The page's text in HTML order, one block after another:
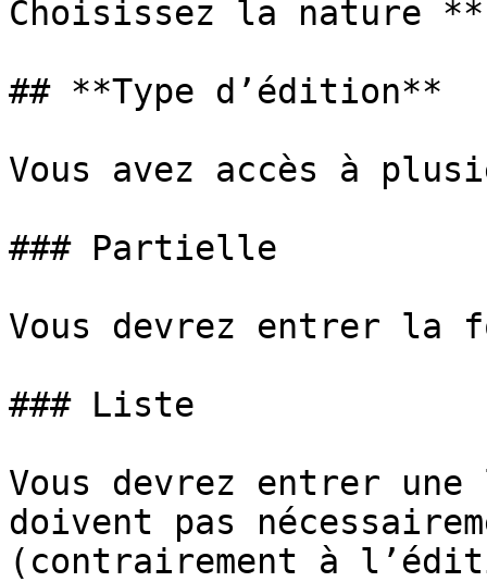
Choisissez la nature
## **Type d’édition**
Vous avez accès à
### Partielle
Vous devrez entrer la
### Liste
Vous devrez entrer
doivent pas
(contrairement à